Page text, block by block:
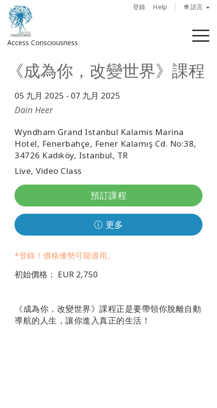
登錄 Help 🌐 語言
Access Consciousness
菜
登
錄
您
的
帳
戶
關
於
Access
地
區
課
Shop
《成為你，改變世界》課程
05 九月 2025 - 07 九月 2025
Dain Heer
Wyndham Grand Istanbul Kalamis Marina
Hotel, Fenerbahçe, Fener Kalamış Cd. No:38,
34726 Kadıköy, Istanbul, TR
Live, Video Class
預訂課程
ⓘ 更多
*登錄！價格優勢可能適用。
初始價格： EUR 2,750
《成為你，改變世界》課程正是要帶領你脫離自動
導航的人生，讓你進入真正的生活！